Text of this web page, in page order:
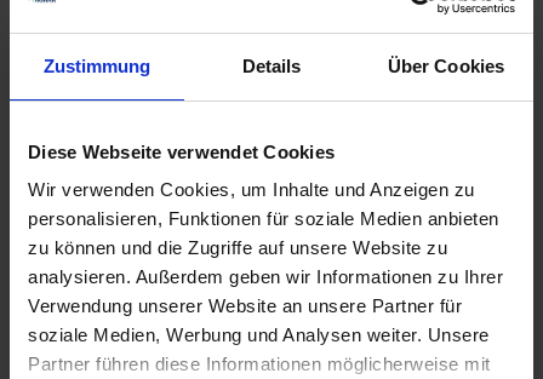
Zustimmung Details Über Cookies
Diese Webseite verwendet Cookies
Wir verwenden Cookies, um Inhalte und Anzeigen zu
personalisieren, Funktionen für soziale Medien anbieten
zu können und die Zugriffe auf unsere Website zu
analysieren. Außerdem geben wir Informationen zu Ihrer
Verwendung unserer Website an unsere Partner für
soziale Medien, Werbung und Analysen weiter. Unsere
Partner führen diese Informationen möglicherweise mit
Profiler
zzgl. MwSt.
17,98 € / kg
ZUM PRODUKT
Melody Combi
zzgl. MwSt.
23,52 € / kg
ZUM PRODUKT